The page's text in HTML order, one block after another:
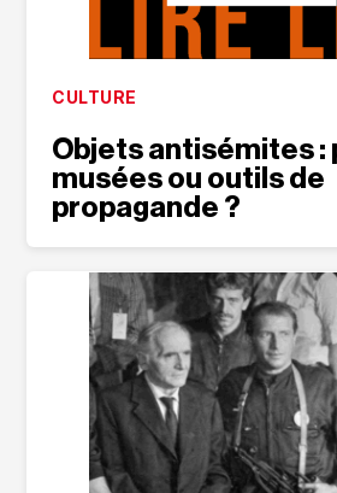
CULTURE
Objets antisémites :
musées ou outils de
propagande ?